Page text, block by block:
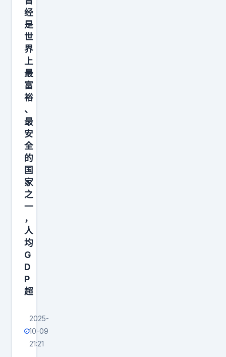
一
幕
整
懵
了
！
蒙
古
手
里
攥
着
奥
经
是
世
界
上
最
富
裕
、
最
安
全
的
国
家
之
一
，
人
均
G
D
P
超
2025-
10-09
21:21